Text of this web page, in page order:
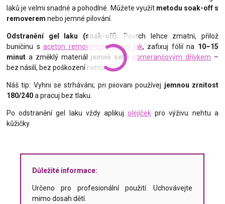
laků je velmi snadné a pohodlné. Můžete využít metodu soak-off s
removerem nebo jemné pilování.
Odstranění gel laku (soak-off): Povrch lehce zmatni, přilož
buničinu saceton removerem na gel lak, zafixuj fólií na 10–15
minut a změklý materiál jemně setři pomerančovým dřívkem –
bez násilí, bez poškození nehtu.
Náš tip: Vyhni se strhávání; při pilování používej jemnou zrnitost
180/240a pracuj bez tlaku.
Po odstranění gel laku vždy aplikujolejíček pro výživu nehtu a
kůžičky.
Důležité informace:
Určeno pro profesionální použití. Uchovávejte
mimo dosah dětí.